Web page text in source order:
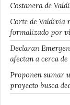
Costanera de
Corte de Valdivia
formalizado por
Declaran
afectan a cerca
Proponen sumar
proyecto busca